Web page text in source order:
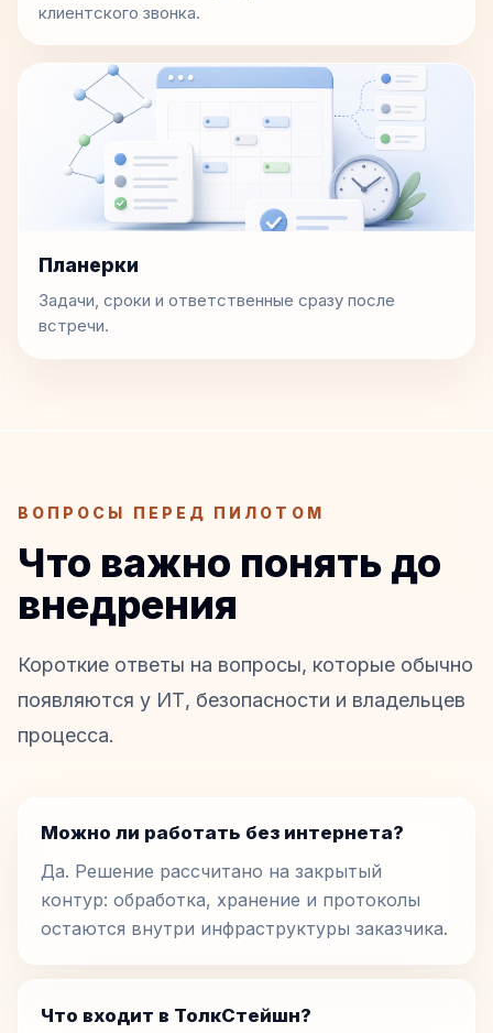
клиентского звонка.
Планерки
Задачи, сроки и ответственные сразу после
встречи.
ВОПРОСЫ ПЕРЕД ПИЛОТОМ
Что важно понять до
внедрения
Короткие ответы на вопросы, которые обычно
появляются у ИТ, безопасности и владельцев
процесса.
Можно ли работать без интернета?
Да. Решение рассчитано на закрытый
контур: обработка, хранение и протоколы
остаются внутри инфраструктуры заказчика.
Что входит в ТолкСтейшн?